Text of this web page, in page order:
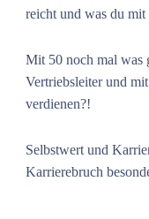
reicht und was du
Mit 50 noch mal was
Vertriebsleiter und
verdienen?!
Selbstwert und
Karrierebruch